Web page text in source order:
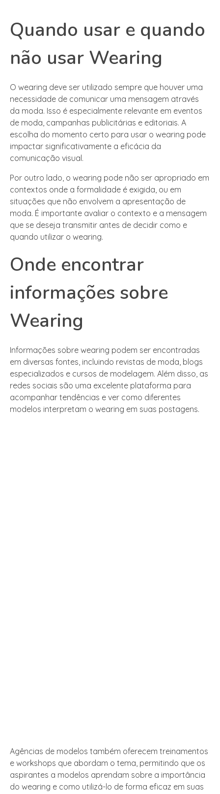
Quando usar e quando
não usar Wearing
O wearing deve ser utilizado sempre que houver uma
necessidade de comunicar uma mensagem através
da moda. Isso é especialmente relevante em eventos
de moda, campanhas publicitárias e editoriais. A
escolha do momento certo para usar o wearing pode
impactar significativamente a eficácia da
comunicação visual.
Por outro lado, o wearing pode não ser apropriado em
contextos onde a formalidade é exigida, ou em
situações que não envolvem a apresentação de
moda. É importante avaliar o contexto e a mensagem
que se deseja transmitir antes de decidir como e
quando utilizar o wearing.
Onde encontrar
informações sobre
Wearing
Informações sobre wearing podem ser encontradas
em diversas fontes, incluindo revistas de moda, blogs
especializados e cursos de modelagem. Além disso, as
redes sociais são uma excelente plataforma para
acompanhar tendências e ver como diferentes
modelos interpretam o wearing em suas postagens.
Agências de modelos também oferecem treinamentos
e workshops que abordam o tema, permitindo que os
aspirantes a modelos aprendam sobre a importância
do wearing e como utilizá-lo de forma eficaz em suas